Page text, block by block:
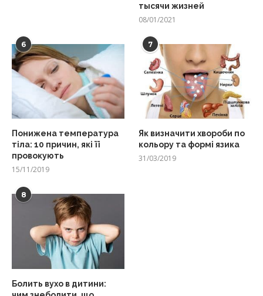
тысячи жизней
08/01/2021
6
Понижена температура
тіла: 10 причин, які її
провокують
15/11/2019
7
Як визначити хвороби по
кольору та формі язика
31/03/2019
8
Болить вухо в дитини: